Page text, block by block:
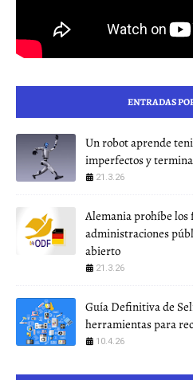
ENTRADAS
Un robot aprende
imperfectos y
21.3.26
Alemania prohíbe los
administraciones
abierto
21.3.26
Guía Definitiva de
herramientas para
10.4.26